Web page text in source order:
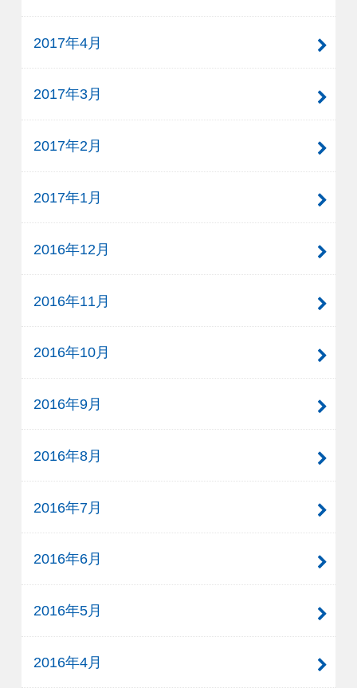
2017年4月
2017年3月
2017年2月
2017年1月
2016年12月
2016年11月
2016年10月
2016年9月
2016年8月
2016年7月
2016年6月
2016年5月
2016年4月